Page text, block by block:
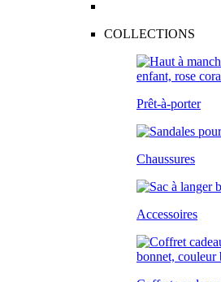
COLLECTIONS
Prêt-à-porter
Chaussures
Accessoires